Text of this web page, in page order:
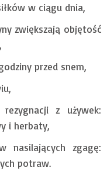
w ciągu dnia,
zwiększają objętość
przed snem,
z używek:
i herbaty,
nasilających zgagę:
potraw.